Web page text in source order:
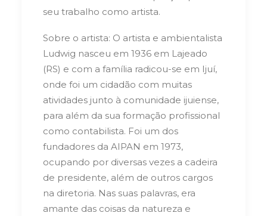
seu trabalho como artista.
Sobre o artista: O artista e ambientalista
Ludwig nasceu em 1936 em Lajeado
(RS) e com a família radicou-se em Ijuí,
onde foi um cidadão com muitas
atividades junto à comunidade ijuiense,
para além da sua formação profissional
como contabilista. Foi um dos
fundadores da AIPAN em 1973,
ocupando por diversas vezes a cadeira
de presidente, além de outros cargos
na diretoria. Nas suas palavras, era
amante das coisas da natureza e